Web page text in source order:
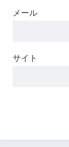
メール
サイト